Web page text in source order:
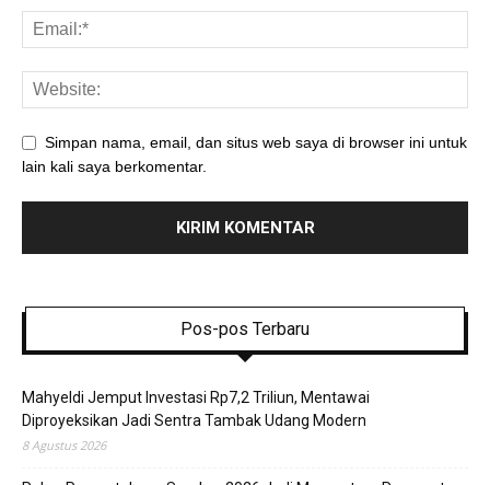
Simpan nama, email, dan situs web saya di browser ini untuk
lain kali saya berkomentar.
Pos-pos Terbaru
Mahyeldi Jemput Investasi Rp7,2 Triliun, Mentawai
Diproyeksikan Jadi Sentra Tambak Udang Modern
8 Agustus 2026